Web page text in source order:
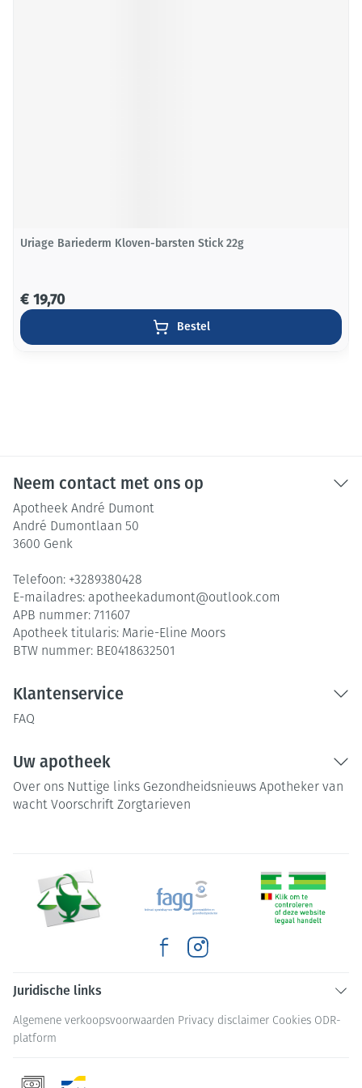
Uriage Bariederm Kloven-barsten Stick 22g
€ 19,70
Bestel
Neem contact met ons op
Apotheek André Dumont
André Dumontlaan 50
3600 Genk
Telefoon: +3289380428
E-mailadres: apotheekadumont@outlook.com
APB nummer: 711607
Apotheek titularis: Marie-Eline Moors
BTW nummer: BE0418632501
Klantenservice
FAQ
Uw apotheek
Over ons Nuttige links Gezondheidsnieuws Apotheker van
wacht Voorschrift Zorgtarieven
Juridische links
Algemene verkoopsvoorwaarden Privacy disclaimer Cookies ODR-
platform